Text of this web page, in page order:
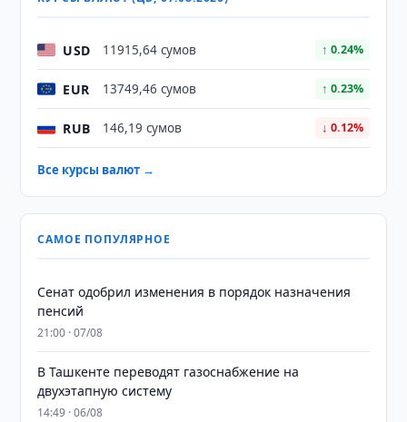
USD 11915,64 сумов ↑ 0.24%
EUR 13749,46 сумов ↑ 0.23%
RUB 146,19 сумов ↓ 0.12%
Все курсы валют →
САМОЕ ПОПУЛЯРНОЕ
Сенат одобрил изменения в порядок назначения
пенсий
21:00 · 07/08
В Ташкенте переводят газоснабжение на
двухэтапную систему
14:49 · 06/08